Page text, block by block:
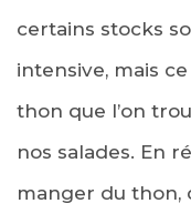
certains stocks
intensive, mais
thon que l’on
nos salades. En
manger du thon,